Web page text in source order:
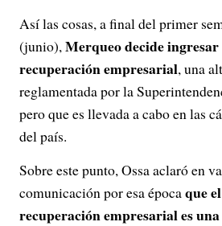
Así las cosas, a final del primer
(junio),Merqueo decide ingresar
recuperación empresarial, una
reglamentada por la
pero que es llevada a cabo en las
del país.
Sobre este punto, Ossa aclaró en
comunicación por esa épocaque
recuperación empresarial es